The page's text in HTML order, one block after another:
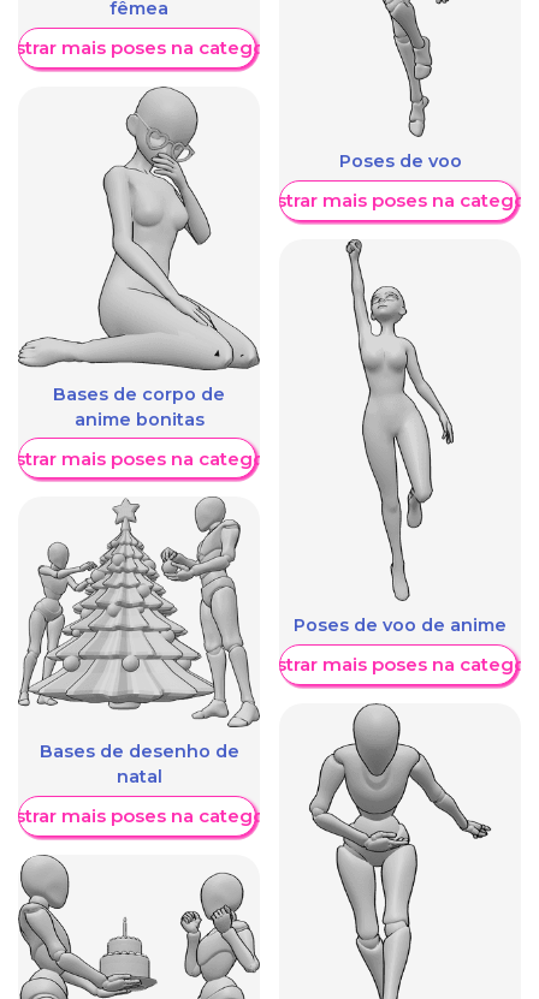
fêmea
mais poses na categoria
Bases de corpo de
anime bonitas
mais poses na categoria
Bases de desenho de
natal
mais poses na categoria
Poses de voo
Mostrar mais poses na
Poses de voo de anime
Mostrar mais poses na